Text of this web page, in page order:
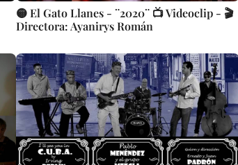
🟡 El Gato Llanes - ¨2020¨ 📺 Videoclip - 🎬
Directora: Ayanirys Román